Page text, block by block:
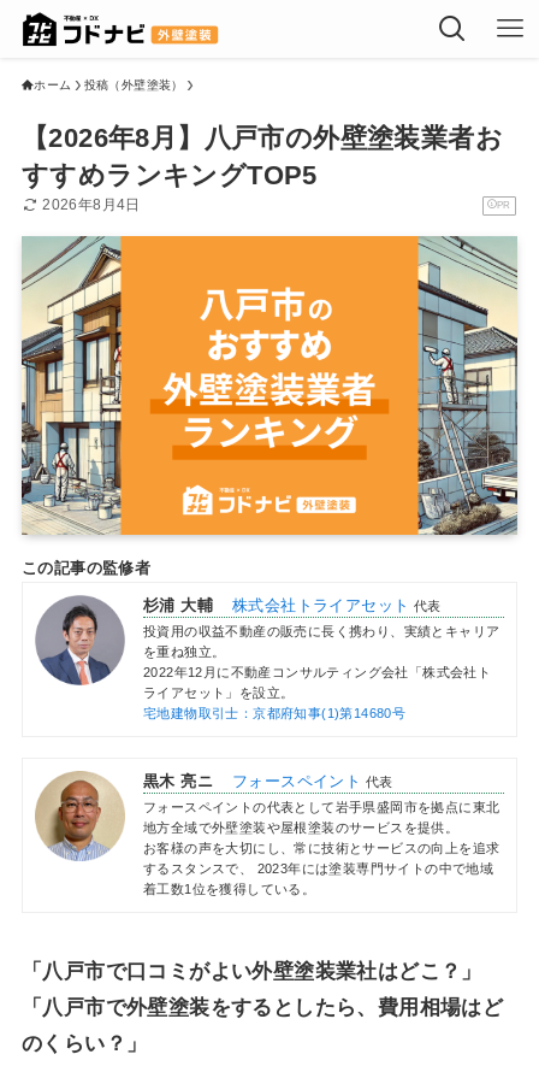
ホーム 投稿（外壁塗装）
【2026年8月】八戸市の外壁塗装業者お
すすめランキングTOP5
PR
2026年8月4日
この記事の監修者
杉浦 大輔 株式会社トライアセット 代表
投資用の収益不動産の販売に長く携わり、実績とキャリア
を重ね独立。
2022年12月に不動産コンサルティング会社「株式会社ト
ライアセット」を設立。
宅地建物取引士：京都府知事(1)第14680号
黒木 亮ニ フォースペイント 代表
フォースペイントの代表として岩手県盛岡市を拠点に東北
地方全域で外壁塗装や屋根塗装のサービスを提供。
お客様の声を大切にし、常に技術とサービスの向上を追求
するスタンスで、 2023年には塗装専門サイトの中で地域
着工数1位を獲得している。
「八戸市で口コミがよい外壁塗装業社はどこ？」
「八戸市で外壁塗装をするとしたら、費用相場はど
のくらい？」